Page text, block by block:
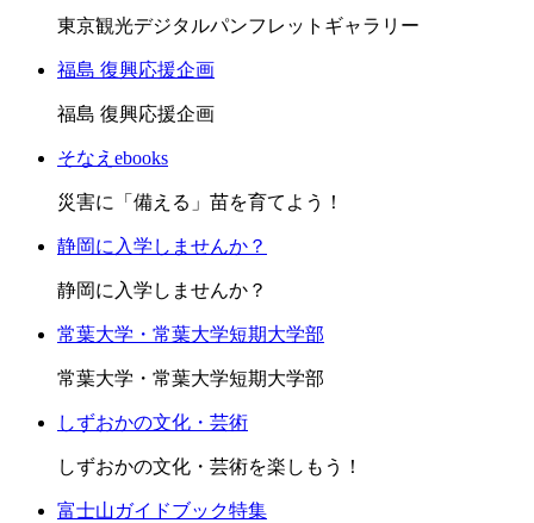
東京観光デジタルパンフレットギャラリー
福島 復興応援企画
福島 復興応援企画
そなえebooks
災害に「備える」苗を育てよう！
静岡に入学しませんか？
静岡に入学しませんか？
常葉大学・常葉大学短期大学部
常葉大学・常葉大学短期大学部
しずおかの文化・芸術
しずおかの文化・芸術を楽しもう！
富士山ガイドブック特集